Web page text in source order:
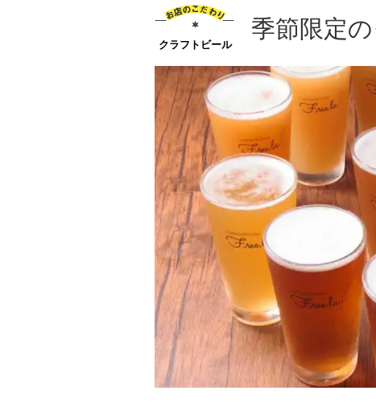
クラフトビール
季節限定